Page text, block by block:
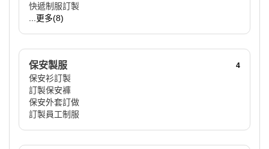
快遞制服訂製
...更多(8)
保安製服 4
保安衫訂製
訂製保安褲
保安外套訂做
訂製員工制服